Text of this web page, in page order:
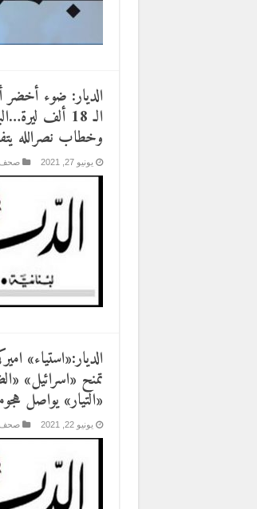
الديار: ضوء أخضر
الـ 18 ألف
وخطاب نصرالله
يونيو 27, 2021 صحف
الديار:«استياء»
تمنح «اسرائيل»
«التيار» يواصل
يونيو 22, 2021 صحف